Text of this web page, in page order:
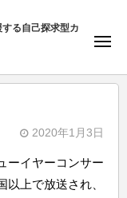
る自己探求型カ
メ
ュ
ー
2020年1月3日
ーイヤーコンサー
以上で放送され、